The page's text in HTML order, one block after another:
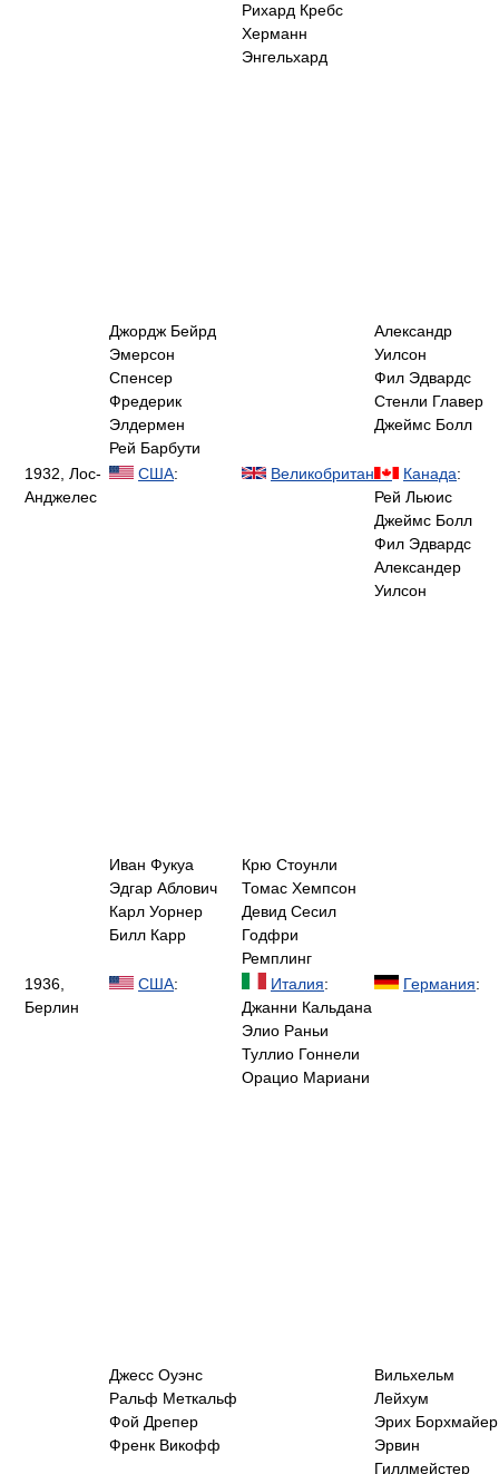
Джордж Бейрд
Эмерсон
Спенсер
Фредерик
Элдермен
Рей Барбути
Рихард Кребс
Херманн
Энгельхард
Александр
Уилсон
Фил Эдвардс
Стенли Главер
Джеймс Болл
1932, Лос-
Анджелес
США:
Иван Фукуа
Эдгар Аблович
Карл Уорнер
Билл Карр
Великобритания
Крю Стоунли
Томас Хемпсон
Девид Сесил
Годфри
Ремплинг
Канада:
Рей Льюис
Джеймс Болл
Фил Эдвардс
Александер
Уилсон
1936,
Берлин
США:
Джесс Оуэнс
Ральф Меткальф
Фой Дрепер
Френк Викофф
Италия:
Джанни Кальдана
Элио Раньи
Туллио Гоннели
Орацио Мариани
Германия:
Вильхельм
Лейхум
Эрих Борхмайер
Эрвин
Гиллмейстер